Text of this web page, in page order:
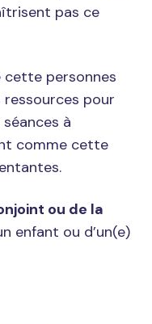
pas ce
cette personnes
pour
à
comme cette
ou de la
enfant ou d’un(e)